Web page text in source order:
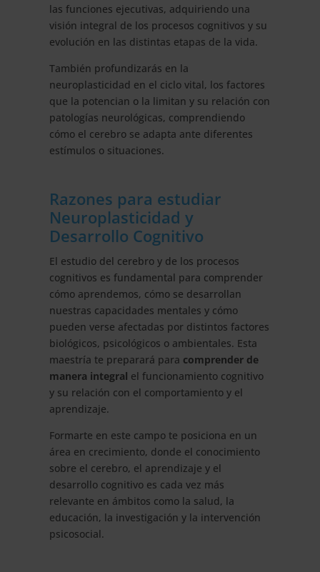
las funciones ejecutivas, adquiriendo una
visión integral de los procesos cognitivos y su
evolución en las distintas etapas de la vida.
También profundizarás en la
neuroplasticidad en el ciclo vital, los factores
que la potencian o la limitan y su relación con
patologías neurológicas, comprendiendo
cómo el cerebro se adapta ante diferentes
estímulos o situaciones.
Razones para estudiar
Neuroplasticidad y
Desarrollo Cognitivo
El estudio del cerebro y de los procesos
cognitivos es fundamental para comprender
cómo aprendemos, cómo se desarrollan
nuestras capacidades mentales y cómo
pueden verse afectadas por distintos factores
biológicos, psicológicos o ambientales. Esta
maestría te preparará para comprender de
manera integral el funcionamiento cognitivo
y su relación con el comportamiento y el
aprendizaje.
Formarte en este campo te posiciona en un
área en crecimiento, donde el conocimiento
sobre el cerebro, el aprendizaje y el
desarrollo cognitivo es cada vez más
relevante en ámbitos como la salud, la
educación, la investigación y la intervención
psicosocial.